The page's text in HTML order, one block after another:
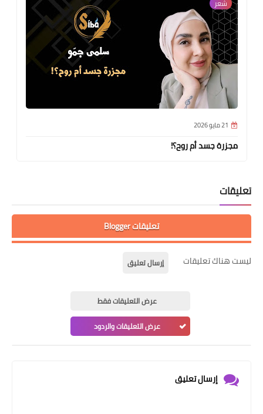
شعر
21 مايو 2026
مجزرة جسد أم روح؟!
تعليقات
تعليقات Blogger
ليست هناك تعليقات إرسال تعليق
عرض التعليقات فقط
عرض التعليقات والردود
إرسال تعليق